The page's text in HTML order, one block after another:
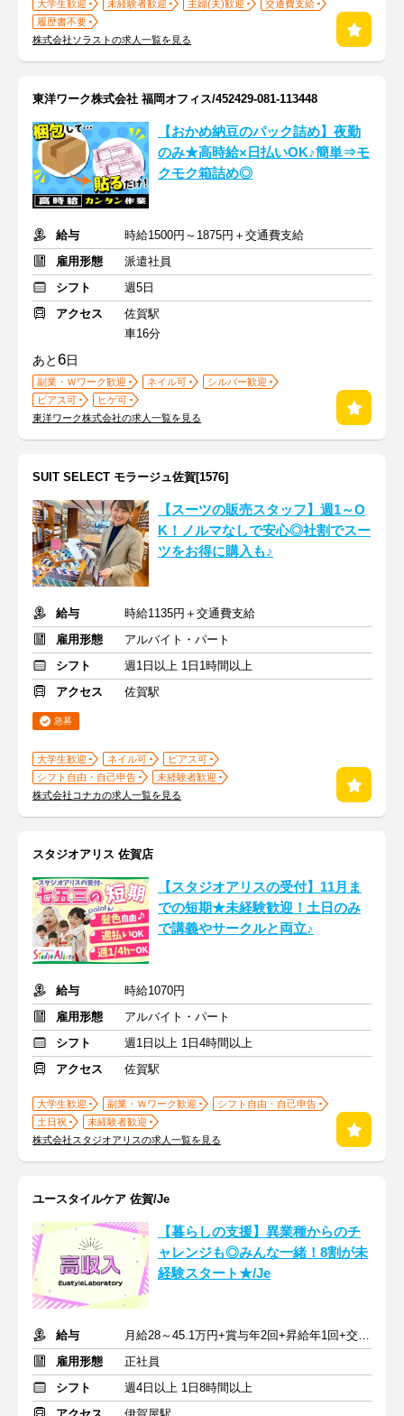
大学生歓迎 未経験者歓迎 主婦(夫)歓迎
交通費支給
履歴書不要
株式会社ソラストの求人一覧を見る
東洋ワーク株式会社 福岡オフィス/452429-081-113448
【おかめ納豆のパック詰め】夜勤
のみ★高時給×日払いOK♪簡単⇒モ
クモク箱詰め◎
給与
時給1500円～1875円＋交通費支給
雇用形態
派遣社員
シフト
週5日
アクセス
佐賀駅
車16分
あと6日
副業・Ｗワーク歓迎 ネイル可
シルバー歓迎
ピアス可
ヒゲ可
東洋ワーク株式会社の求人一覧を見る
SUIT SELECT モラージュ佐賀[1576]
【スーツの販売スタッフ】週1～O
K！ノルマなしで安心◎社割でスー
ツをお得に購入も♪
給与
時給1135円＋交通費支給
雇用形態
アルバイト・パート
シフト
週1日以上 1日1時間以上
アクセス
佐賀駅
急募
大学生歓迎 ネイル可
ピアス可
シフト自由・自己申告
未経験者歓迎
株式会社コナカの求人一覧を見る
スタジオアリス 佐賀店
【スタジオアリスの受付】11月ま
での短期★未経験歓迎！土日のみ
で講義やサークルと両立♪
給与
時給1070円
雇用形態
アルバイト・パート
シフト
週1日以上 1日4時間以上
アクセス
佐賀駅
大学生歓迎 副業・Ｗワーク歓迎
シフト自由・自己申告
土日祝
未経験者歓迎
株式会社スタジオアリスの求人一覧を見る
ユースタイルケア 佐賀/Je
【暮らしの支援】異業種からのチ
ャレンジも◎みんな一緒！8割が未
経験スタート★/Je
給与
月給28～45.1万円+賞与年2回+昇給年1回+交通費全額
雇用形態
正社員
シフト
週4日以上 1日8時間以上